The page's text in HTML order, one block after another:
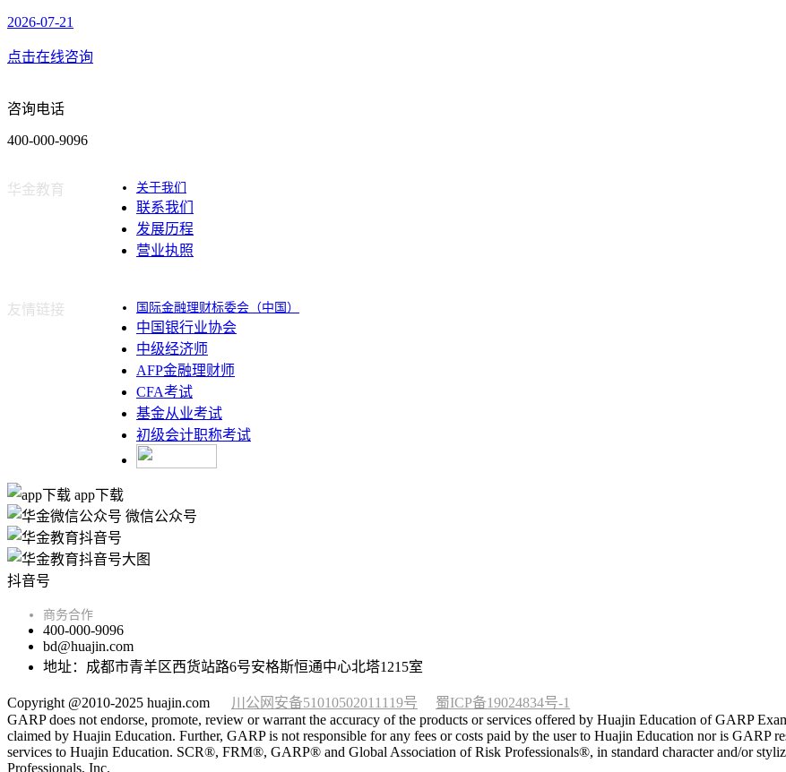
2026-07-21
点击在线咨询
咨询电话
400-000-9096
华金教育 关于我们
联系我们
发展历程
营业执照
友情链接 国际金融理财标委会（中国）
中国银行业协会
中级经济师
AFP金融理财师
CFA考试
基金从业考试
初级会计职称考试
app下载
微信公众号
抖音号
商务合作
400-000-9096
bd@huajin.com
地址：成都市青羊区西货站路6号安格斯恒通中心北塔1215室
Copyright @2010-2025 huajin.com 川公网安备51010502011119号
蜀ICP备19024834号-1
GARP does not endorse, promote, review or warrant the accuracy of the products or services offered by Huajin Education of GARP
claimed by Huajin Education. Further, GARP is not responsible for any fees or costs paid by the user to Huajin Education nor is GARP
services to Huajin Education. SCR®, FRM®, GARP® and Global Association of Risk Professionals®, in standard character and/or
Professionals, Inc.